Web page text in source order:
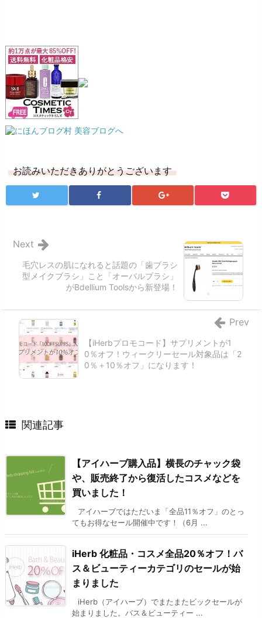
お読みいただきありがとうございます
毛穴レスの肌になれると話題の「歯ブラシ
型メイクブラシ」こと「オーバルブラシ」
がBdellium Toolsから新登場！
Next
【iHerbプロモコード】サプリメントが1
0％オフ！ウィークリーセール対象品は「2
0％＋10％オフ」になります！
Prev
関連記事
【アイハーブ購入品】横長のチャック袋
や、販売終了から復活したコスメなどを
買いました！
アイハーブではただいま「全品11％オフ」のとっ
てもお得なセール開催中です！（6月 ...
iHerb 化粧品・コスメ全品20％オフ！バ
ス＆ビューティーカテゴリのセールが始
まりました
iHerb（アイハーブ）でまたまたビックセールが
始まりました。バス＆ビューティー ...